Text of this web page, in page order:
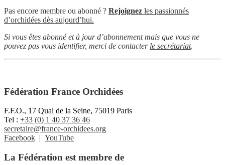
Pas encore membre ou abonné ? Rejoignez les passionnés
d’orchidées dès aujourd’hui.
Si vous êtes abonné et à jour d’abonnement mais que vous ne
pouvez pas vous identifier, merci de contacter le secrétariat.
Fédération France Orchidées
F.F.O., 17 Quai de la Seine, 75019 Paris
Tel : +33 (0) 1 40 37 36 46
secretaire@france-orchidees.org
Facebook | YouTube
La Fédération est membre de